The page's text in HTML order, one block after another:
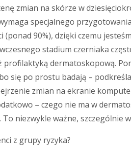
zmian na skórze w
specjalnego
(ponad 90%), dzięki czemu
stadium czerniaka
profilaktyką dermatoskopową.
się po prostu badają –
zmian na ekranie
– czego nie ma w
niezwykle ważne,
z grupy ryzyka?